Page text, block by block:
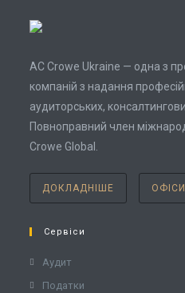
AC Crowe Ukraine — одна з
компаній з надання
аудиторських,
Повноправний член
Crowe Global.
ДОКЛАДНІШЕ ОФІСИ
Сервіси
Аудит
Податки